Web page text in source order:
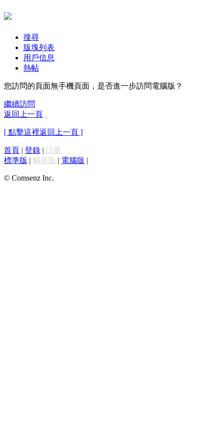
搜尋
版塊列表
用戶信息
熱帖
您訪問的頁面無手機頁面，是否進一步訪問電腦版？
繼續訪問
返回上一頁
[ 點擊這裡返回上一頁 ]
首頁 | 登錄 | 註冊
標準版 | 觸屏版 | 電腦版 |
© Comsenz Inc.